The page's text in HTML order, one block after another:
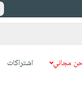
مجاني اشتراكات